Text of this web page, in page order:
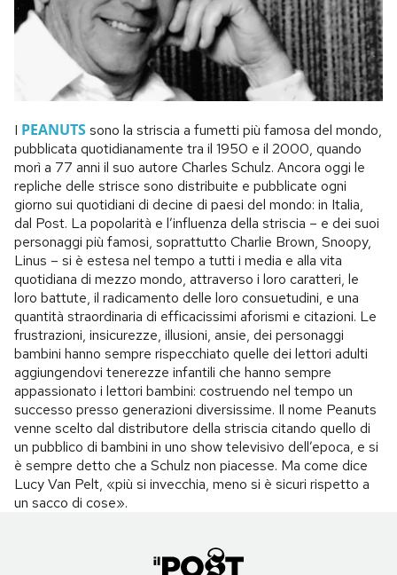
I PEANUTSsono la striscia a fumetti più famosa del mondo,
pubblicata quotidianamente tra il 1950 e il 2000, quando
morì a 77 anni il suo autore Charles Schulz. Ancora oggi le
repliche delle strisce sono distribuite e pubblicate ogni
giorno sui quotidiani di decine di paesi del mondo: in Italia,
dal Post. La popolarità e l’influenza della striscia – e dei suoi
personaggi più famosi, soprattutto Charlie Brown, Snoopy,
Linus – si è estesa nel tempo a tutti i media e alla vita
quotidiana di mezzo mondo, attraverso i loro caratteri, le
loro battute, il radicamento delle loro consuetudini, e una
quantità straordinaria di efficacissimi aforismi e citazioni. Le
frustrazioni, insicurezze, illusioni, ansie, dei personaggi
bambini hanno sempre rispecchiato quelle dei lettori adulti
aggiungendovi tenerezze infantili che hanno sempre
appassionato i lettori bambini: costruendo nel tempo un
successo presso generazioni diversissime. Il nome Peanuts
venne scelto dal distributore della striscia citando quello di
un pubblico di bambini in uno show televisivo dell’epoca, e si
è sempre detto che a Schulz non piacesse. Ma come dice
Lucy Van Pelt, «più si invecchia, meno si è sicuri rispetto a
un sacco di cose».